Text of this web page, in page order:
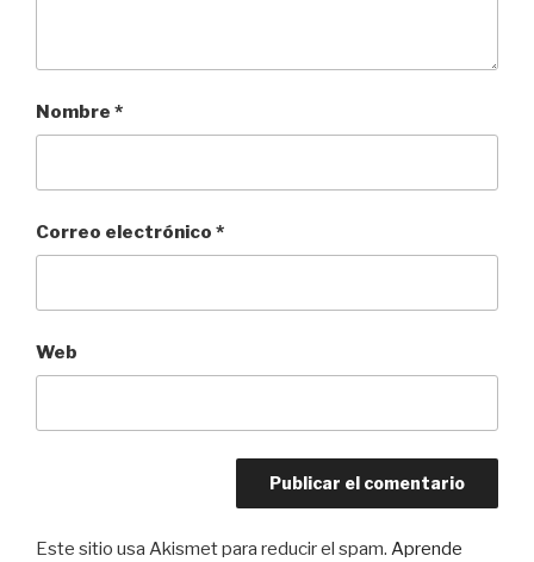
Nombre *
Correo electrónico *
Web
Este sitio usa Akismet para reducir el spam. Aprende